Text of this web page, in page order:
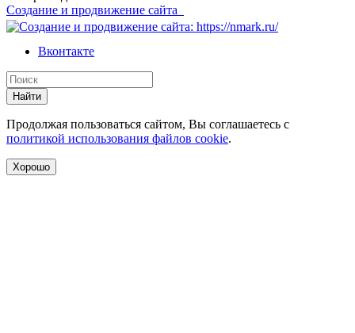
Создание и продвижение сайта
Вконтакте
Найти
Продолжая пользоваться сайтом, Вы соглашаетесь с
политикой использования файлов cookie.
Хорошо